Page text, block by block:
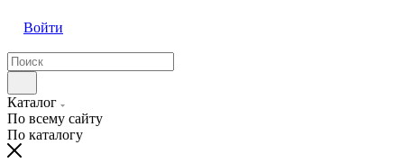
Войти
Каталог
По всему сайту
По каталогу